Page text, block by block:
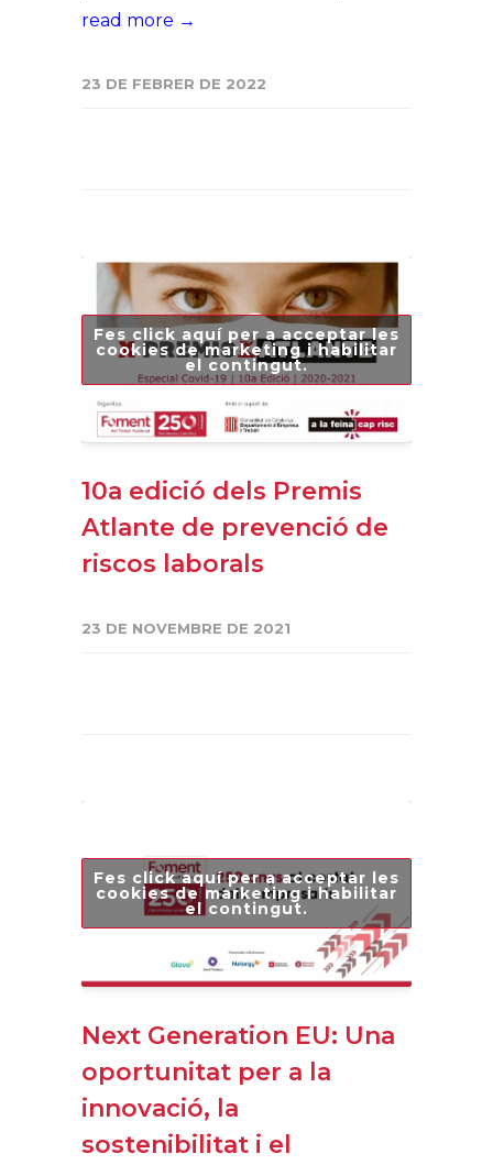
read more →
23 DE FEBRER DE 2022
Fes click aquí per a acceptar les
cookies de marketing i habilitar
el contingut.
10a edició dels Premis
Atlante de prevenció de
riscos laborals
23 DE NOVEMBRE DE 2021
Fes click aquí per a acceptar les
cookies de marketing i habilitar
el contingut.
Next Generation EU: Una
oportunitat per a la
innovació, la
sostenibilitat i el